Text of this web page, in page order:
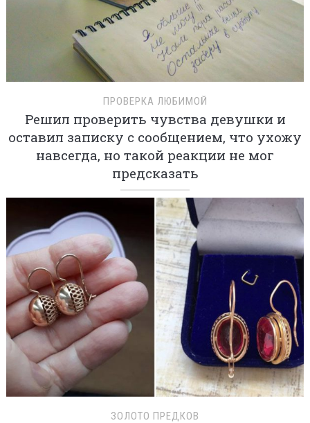
ПРОВЕРКА ЛЮБИМОЙ
Решил проверить чувства девушки и
оставил записку с сообщением, что ухожу
навсегда, но такой реакции не мог
предсказать
ЗОЛОТО ПРЕДКОВ